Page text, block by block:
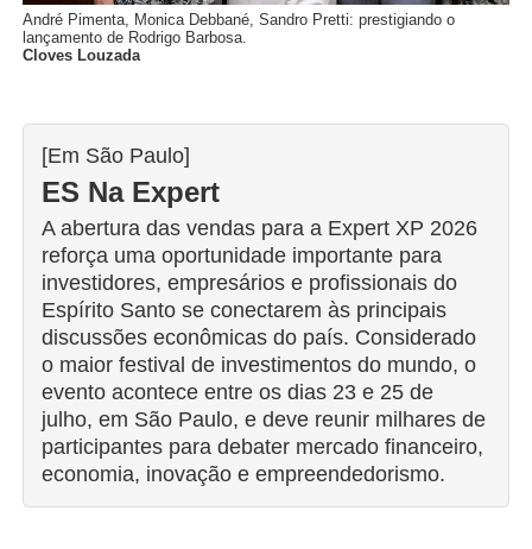
André Pimenta, Monica Debbané, Sandro Pretti: prestigiando o
lançamento de Rodrigo Barbosa.
Cloves Louzada
[Em São Paulo]
ES Na Expert
A abertura das vendas para a Expert XP 2026
reforça uma oportunidade importante para
investidores, empresários e profissionais do
Espírito Santo se conectarem às principais
discussões econômicas do país. Considerado
o maior festival de investimentos do mundo, o
evento acontece entre os dias 23 e 25 de
julho, em São Paulo, e deve reunir milhares de
participantes para debater mercado financeiro,
economia, inovação e empreendedorismo.